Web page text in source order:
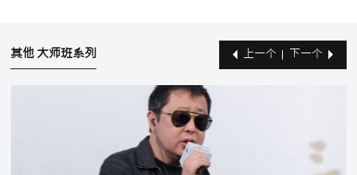
其他 大师班系列 上一个 下一个